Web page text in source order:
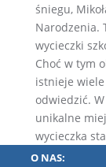
śniegu,
Narodzenia.
wycieczki
Choć w tym
istnieje
odwiedzić.
unikalne
wycieczka
O NAS: